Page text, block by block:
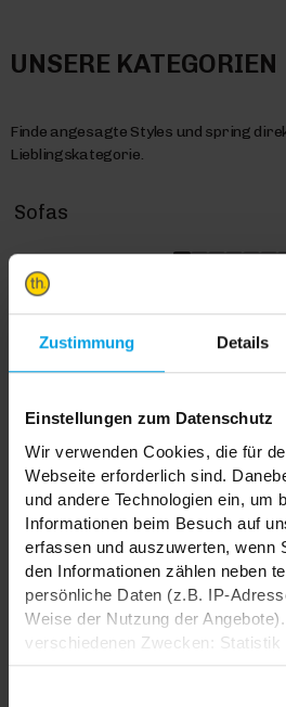
Zustimmung Details
Einstellungen zum Datenschutz
Wir verwenden Cookies, die für
Webseite erforderlich sind.
und andere Technologien ein, um
Informationen beim Besuch auf
erfassen und auszuwerten, wenn
den Informationen zählen neben
persönliche Daten (z.B. IP-
Weise der Nutzung der
verschiedenen Zwecken:
UNSERE KATEGORIEN
Finde angesagte Styles und spring
Lieblingskategorie.
Sofas
TRENDHOPPER
In unseren Stores findest du alle
Durch das Laden